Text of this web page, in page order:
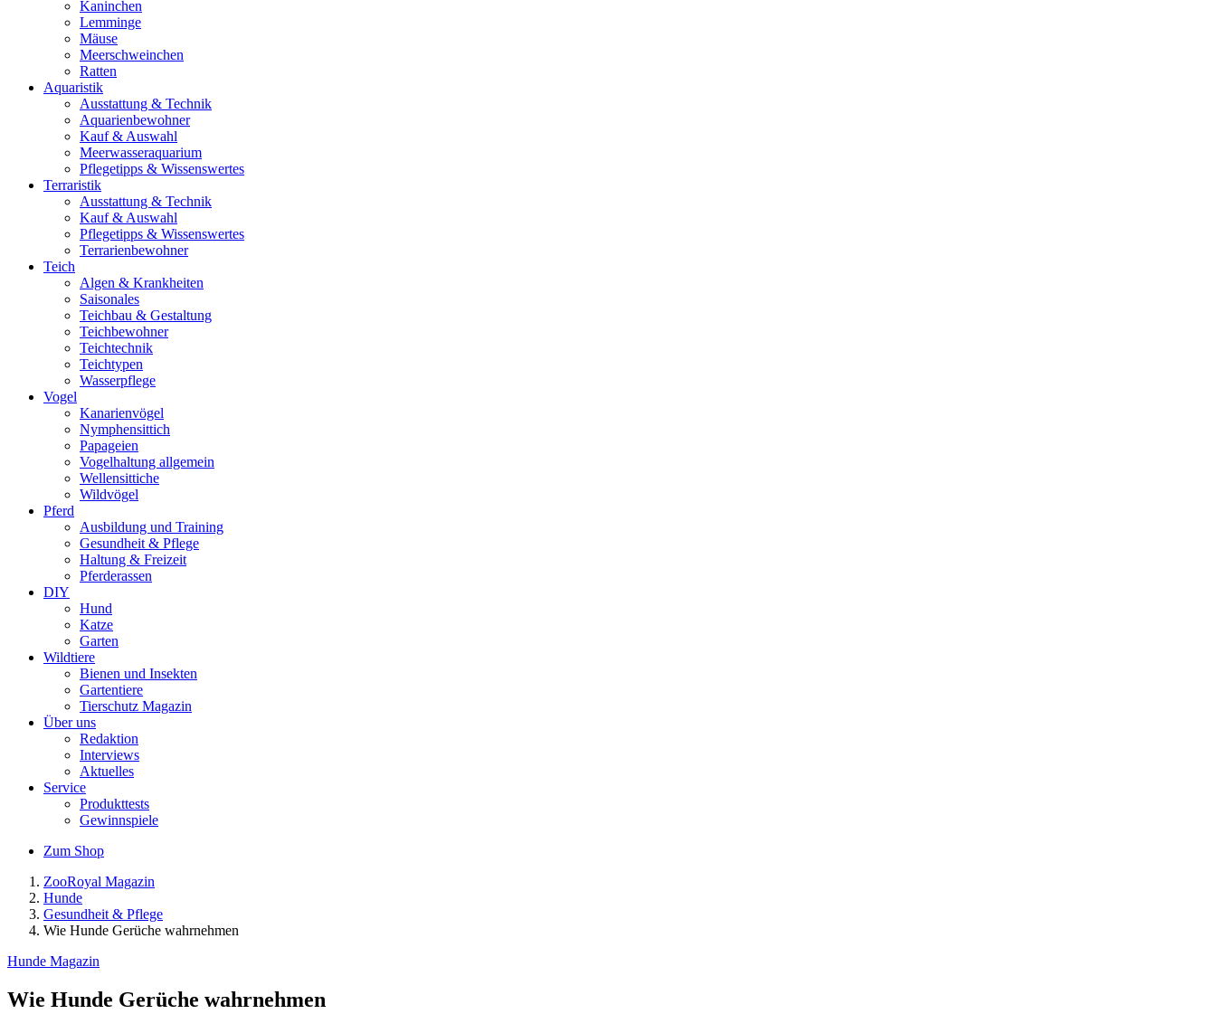
Kaninchen
Lemminge
Mäuse
Meerschweinchen
Ratten
Aquaristik
Ausstattung & Technik
Aquarienbewohner
Kauf & Auswahl
Meerwasseraquarium
Pflegetipps & Wissenswertes
Terraristik
Ausstattung & Technik
Kauf & Auswahl
Pflegetipps & Wissenswertes
Terrarienbewohner
Teich
Algen & Krankheiten
Saisonales
Teichbau & Gestaltung
Teichbewohner
Teichtechnik
Teichtypen
Wasserpflege
Vogel
Kanarienvögel
Nymphensittich
Papageien
Vogelhaltung allgemein
Wellensittiche
Wildvögel
Pferd
Ausbildung und Training
Gesundheit & Pflege
Haltung & Freizeit
Pferderassen
DIY
Hund
Katze
Garten
Wildtiere
Bienen und Insekten
Gartentiere
Tierschutz Magazin
Über uns
Redaktion
Interviews
Aktuelles
Service
Produkttests
Gewinnspiele
Zum Shop
ZooRoyal Magazin
Hunde
Gesundheit & Pflege
Wie Hunde Gerüche wahrnehmen
Hunde Magazin
Wie Hunde Gerüche wahrnehmen